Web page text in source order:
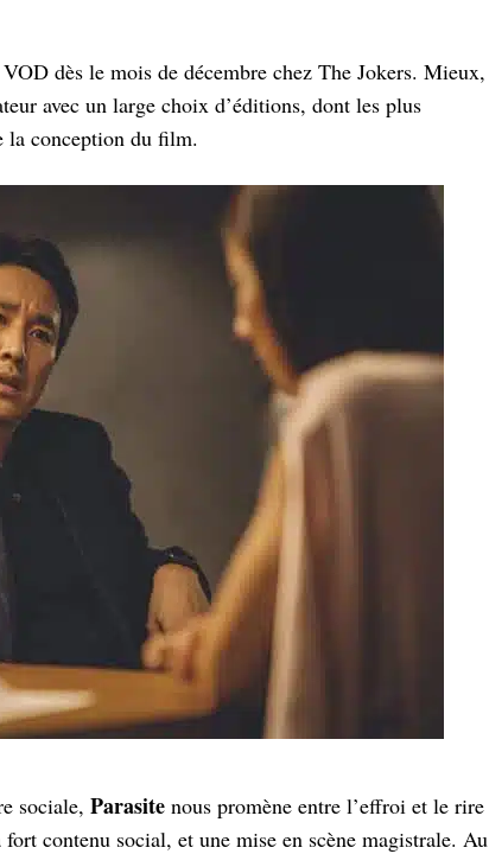
dès le mois de décembre chez The Jokers. Mieux,
avec un large choix d’éditions, dont les plus
la conception du film.
sociale, Parasite nous promène entre l’effroi et le rire
contenu social, et une mise en scène magistrale. Au